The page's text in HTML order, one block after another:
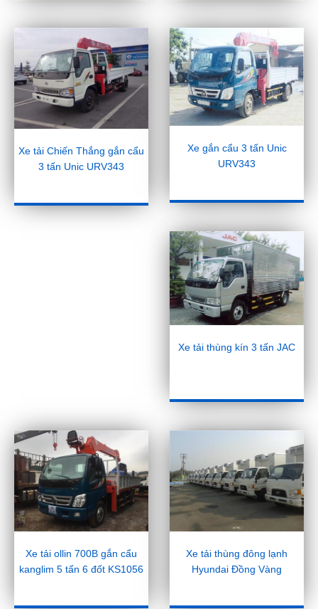
Xe tải Chiến Thắng gắn cẩu
3 tấn Unic URV343
Xe gắn cẩu 3 tấn Unic
URV343
Xe tải thùng kín 3 tấn JAC
Xe tải ollin 700B gắn cẩu
kanglim 5 tấn 6 đốt KS1056
Xe tải thùng đông lạnh
Hyundai Đồng Vàng